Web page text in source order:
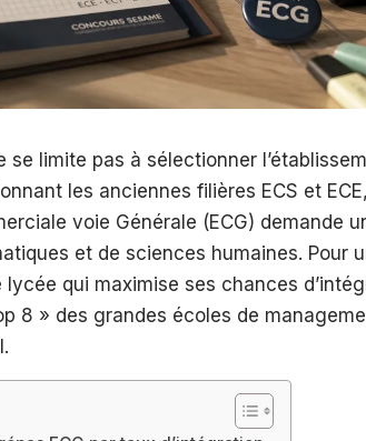
se limite pas à sélectionner
les anciennes filières ECS et
voie Générale (ECG) demande
et de sciences humaines. Pour
qui maximise ses chances
8 » des grandes écoles de